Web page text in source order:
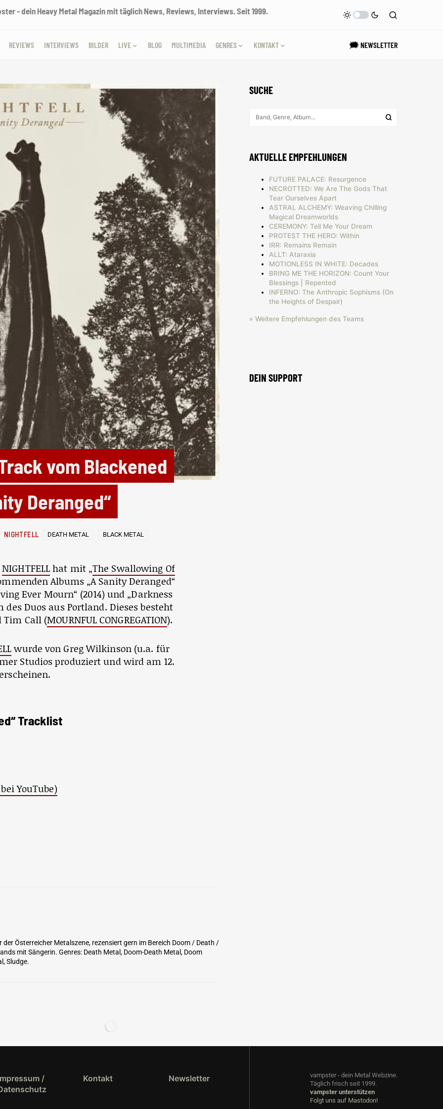
- dein Heavy Metal Magazin mit täglich News, Reviews, Interviews. Seit 1999.
REVIEWS INTERVIEWS BILDER LIVE BLOG MULTIMEDIA GENRES KONTAKT 🗯 NEWSLETTER
vom Blackened
Deranged“
NIGHTFELL DEATH METAL BLACK METAL
NIGHTFELLhat mit „The Swallowing Of
Albums „A Sanity Deranged“
Ever Mourn“ (2014) und „Darkness
des Duos aus Portland. Dieses besteht
Tim Call (MOURNFUL CONGREGATION).
wurde von Greg Wilkinson (u.a. für
Studios produziert und wird am 12.
Tracklist
YouTube)
Österreicher Metalszene, rezensiert gern im Bereich Doom / Death /
mit Sängerin. Genres: Death Metal, Doom-Death Metal, Doom
Sludge.
SUCHE
AKTUELLE EMPFEHLUNGEN
FUTURE PALACE: Resurgence
NECROTTED: We Are The Gods That
Tear Ourselves Apart
ASTRAL ALCHEMY: Weaving Chilling
Magical Dreamworlds
CEREMONY: Tell Me Your Dream
PROTEST THE HERO: Within
IRR: Remains Remain
ALLT: Ataraxia
MOTIONLESS IN WHITE: Decades
BRING ME THE HORIZON: Count Your
Blessings | Repented
INFERNO: The Anthropic Sophisms (On
the Heights of Despair)
» Weitere Empfehlungen des Teams
DEIN SUPPORT
/
Kontakt Newsletter
vampster - dein Metal Webzine.
Täglich frisch seit 1999.
vampster unterstützen
Folgt uns auf Mastodon!